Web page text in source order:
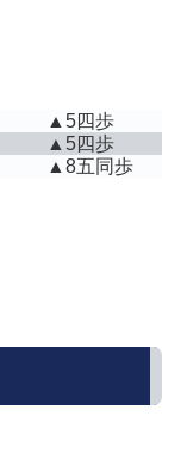
▲5四歩
▲5四歩
▲8五同歩